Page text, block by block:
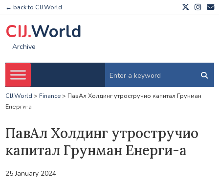
← back to CIJ.World
CIJ.World
Archive
CIJ.World > Finance> ПавАл Холдинг утростручио капитал Грунман
Енерги-а
ПавАл Холдинг утростручио
капитал Грунман Енерги-а
25 January 2024